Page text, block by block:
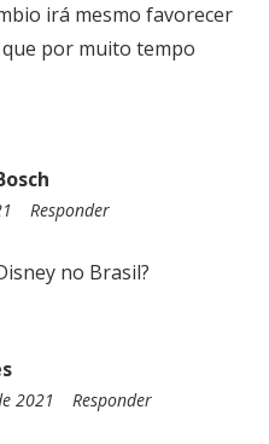
irá mesmo favorecer
por muito tempo
2
:
Responder
no Brasil?
2021
1Responder